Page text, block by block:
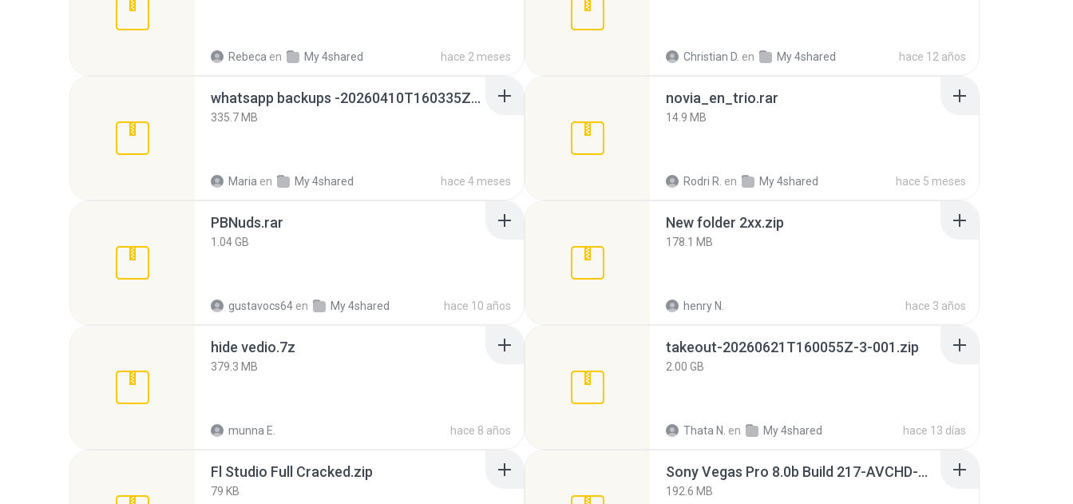
Rebeca en My 4shared hace 2 meses Christian D. en My 4shared hace 12 años
whatsapp backups -20260410T160335Z-3-001.zip
335.7 MB
Maria en My 4shared hace 4 meses
novia_en_trio.rar
14.9 MB
Rodri R. en My 4shared hace 5 meses
PBNuds.rar
1.04 GB
gustavocs64 en My 4shared hace 10 años
New folder 2xx.zip
178.1 MB
henry N. hace 3 años
hide vedio.7z
379.3 MB
munna E. hace 8 años
takeout-20260621T160055Z-3-001.zip
2.00 GB
Thata N. en My 4shared hace 13 días
Fl Studio Full Cracked.zip
79 KB
Sony Vegas Pro 8.0b Build 217-AVCHD-MPG-AC3 FIXED.7z
192.6 MB